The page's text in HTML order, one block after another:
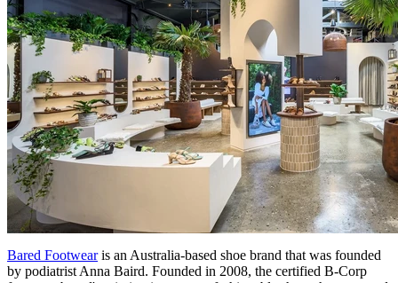
Bared Footwearis an Australia-based shoe brand that was founded
by podiatrist Anna Baird. Founded in 2008, the certified B-Corp